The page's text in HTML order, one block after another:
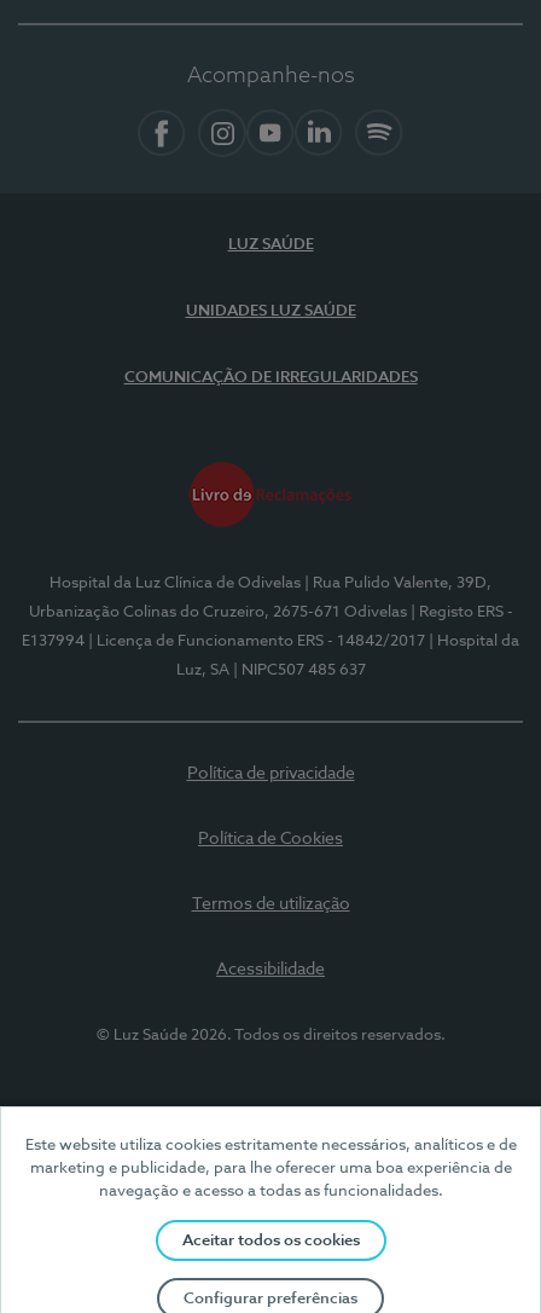
Este website utiliza cookies estritamente necessários, analíticos e de
marketing e publicidade, para lhe oferecer uma boa experiência de
navegação e acesso a todas as funcionalidades.
Aceitar todos os cookies
Configurar preferências
Acompanhe-nos
LUZ SAÚDE
UNIDADES LUZ SAÚDE
COMUNICAÇÃO DE IRREGULARIDADES
Hospital da Luz Clínica de Odivelas
| Rua Pulido Valente, 39D,
Urbanização Colinas do Cruzeiro, 2675-671 Odivelas
| Registo ERS -
E137994
| Licença de Funcionamento ERS - 14842/2017
| Hospital da
Luz, SA
| NIPC507 485 637
Política de privacidade
Política de Cookies
Termos de utilização
Acessibilidade
© Luz Saúde 2026. Todos os direitos reservados.